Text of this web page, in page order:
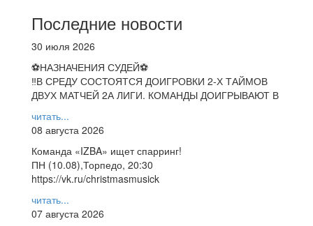
Последние новости
30 июля 2026
⚽НАЗНАЧЕНИЯ СУДЕЙ⚽
‼В СРЕДУ СОСТОЯТСЯ ДОИГРОВКИ 2-Х ТАЙМОВ
ДВУХ МАТЧЕЙ 2А ЛИГИ. КОМАНДЫ ДОИГРЫВАЮТ В
читать...
08 августа 2026
Команда «IZBA» ищет спарринг!
ПН (10.08),Торпедо, 20:30
https://vk.ru/christmasmusick
читать...
07 августа 2026